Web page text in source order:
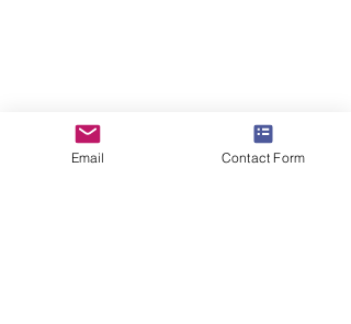
Go to ECAAS
Email Contact Form